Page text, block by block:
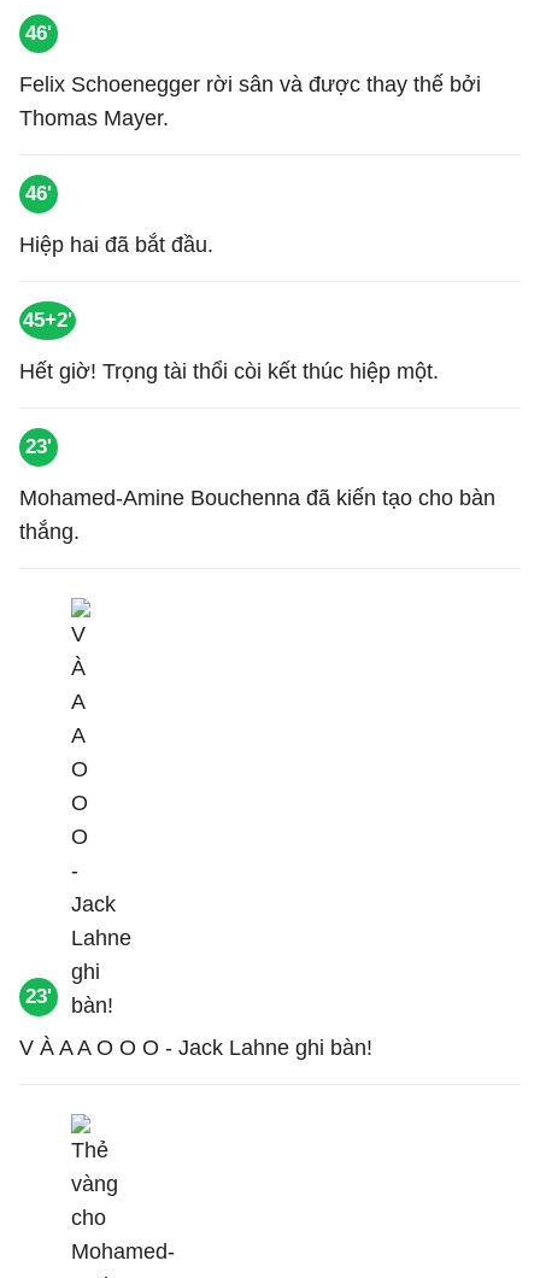
46'
Felix Schoenegger rời sân và được thay thế bởi
Thomas Mayer.
46'
Hiệp hai đã bắt đầu.
45+2'
Hết giờ! Trọng tài thổi còi kết thúc hiệp một.
23'
Mohamed-Amine Bouchenna đã kiến tạo cho bàn
thắng.
23'
V À A A O O O - Jack Lahne ghi bàn!